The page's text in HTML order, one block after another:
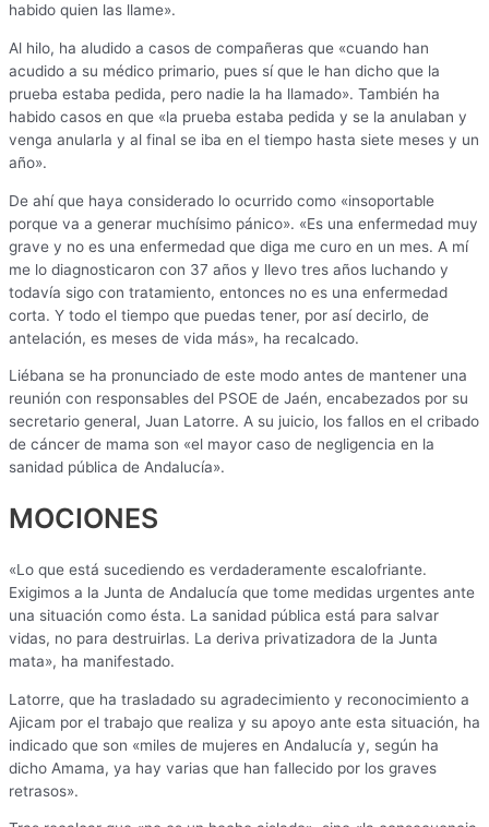
habido quien las llame».
Al hilo, ha aludido a casos de compañeras que «cuando han
acudido a su médico primario, pues sí que le han dicho que la
prueba estaba pedida, pero nadie la ha llamado». También ha
habido casos en que «la prueba estaba pedida y se la anulaban y
venga anularla y al final se iba en el tiempo hasta siete meses y un
año».
De ahí que haya considerado lo ocurrido como «insoportable
porque va a generar muchísimo pánico». «Es una enfermedad muy
grave y no es una enfermedad que diga me curo en un mes. A mí
me lo diagnosticaron con 37 años y llevo tres años luchando y
todavía sigo con tratamiento, entonces no es una enfermedad
corta. Y todo el tiempo que puedas tener, por así decirlo, de
antelación, es meses de vida más», ha recalcado.
Liébana se ha pronunciado de este modo antes de mantener una
reunión con responsables del PSOE de Jaén, encabezados por su
secretario general, Juan Latorre. A su juicio, los fallos en el cribado
de cáncer de mama son «el mayor caso de negligencia en la
sanidad pública de Andalucía».
MOCIONES
«Lo que está sucediendo es verdaderamente escalofriante.
Exigimos a la Junta de Andalucía que tome medidas urgentes ante
una situación como ésta. La sanidad pública está para salvar
vidas, no para destruirlas. La deriva privatizadora de la Junta
mata», ha manifestado.
Latorre, que ha trasladado su agradecimiento y reconocimiento a
Ajicam por el trabajo que realiza y su apoyo ante esta situación, ha
indicado que son «miles de mujeres en Andalucía y, según ha
dicho Amama, ya hay varias que han fallecido por los graves
retrasos».